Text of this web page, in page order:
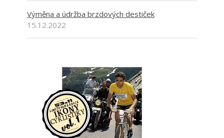
Výměna a údržba brzdových destiček
15.12.2022